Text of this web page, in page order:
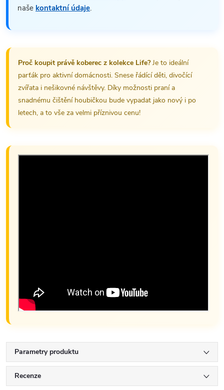
naše kontaktní údaje.
Proč koupit právě koberec z kolekce Life?Je to ideální
parťák pro aktivní domácnosti. Snese řádící děti, divočící
zvířata i nešikovné návštěvy. Díky možnosti praní a
snadnému čištění houbičkou bude vypadat jako nový i po
letech, a to vše za velmi příznivou cenu!
Parametry produktu
Recenze